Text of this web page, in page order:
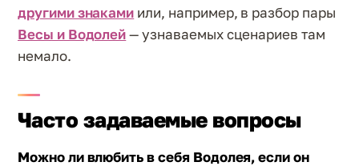
другими знаками или, например, в разбор пары
Весы и Водолей— узнаваемых сценариев там
немало.
Часто задаваемые вопросы
Можно ли влюбить в себя Водолея, если он